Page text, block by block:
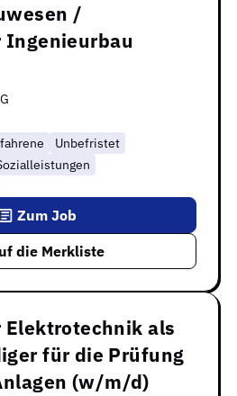
/
Unbefristet
die Merkliste
Zum Job
als
für die Prüfung
(w/m/d)